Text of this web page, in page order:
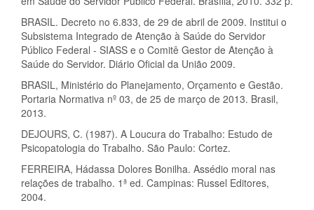
BRASIL. Decreto no 6.833, de 29 de abril de 2009. Institui o
Subsistema Integrado de Atenção à Saúde do Servidor
Público Federal - SIASS e o Comitê Gestor de Atenção à
Saúde do Servidor. Diário Oficial da União 2009.
BRASIL, Ministério do Planejamento, Orçamento e Gestão.
Portaria Normativa nº 03, de 25 de março de 2013. Brasil,
2013.
DEJOURS, C. (1987). A Loucura do Trabalho: Estudo de
Psicopatologia do Trabalho. São Paulo: Cortez.
FERREIRA, Hádassa Dolores Bonilha. Assédio moral nas
relações de trabalho. 1ª ed. Campinas: Russel Editores,
2004.